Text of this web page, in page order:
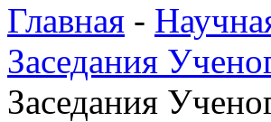
Главная -
Заседания
Заседания